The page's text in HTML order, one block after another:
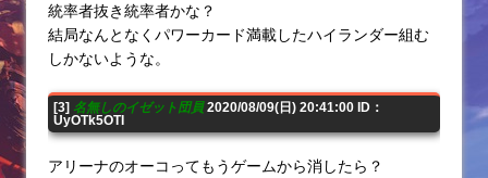
統率者抜き統率者かな？
結局なんとなくパワーカード満載したハイランダー組む
しかないような。
[3] 名無しのイゼット団員2020/08/09(日) 20:41:00 ID：
UyOTk5OTI
アリーナのオーコってもうゲームから消したら？